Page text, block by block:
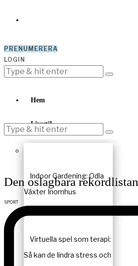
PRENUMERERA
LOGIN
Hem
Livsstil
Indoor Gardening: Odla
Växter Inomhus
Virtuella spel som terapi:
Så kan de lindra stress och
Den oslagbara rekordlistan
SPORT